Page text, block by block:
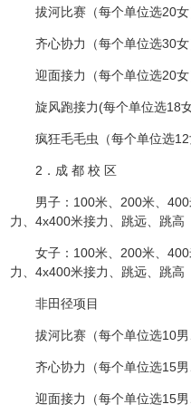
拔河比赛（每个单位选20女
齐心协力（每个单位选30女
迎面接力（每个单位选20女
旋风跑接力(每个单位选18
疯狂毛毛虫（每个单位选12
2．成 都 校 区
男子：100米、200米、
力、4x400米接力、跳远、跳高
女子：100米、200米、
力、4x400米接力、跳远、跳高
非田径项目
拔河比赛（每个单位选10男
齐心协力（每个单位选15男
迎面接力（每个单位选15男